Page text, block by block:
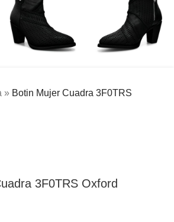
» Botin Mujer Cuadra 3F0TRS
3F0TRS Oxford